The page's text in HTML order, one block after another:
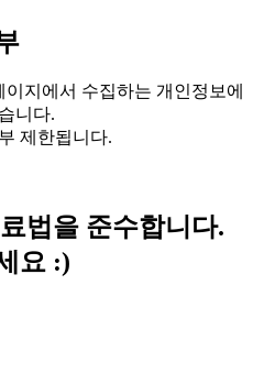
지에서 수집하는 개인정보에
니다.
제한됩니다.
법을 준수합니다.
요 :)